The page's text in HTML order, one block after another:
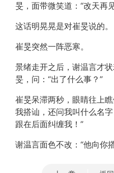
旻，面带微笑道：“改天再
这话明晃晃是对崔旻说的。
崔旻突然一阵恶寒。
景绪走开之后，谢温言才
旻，问：“出了什么事？”
崔旻呆滞两秒，眼睛往上
我搭讪，还问我叫什么名
跟在后面纠缠我！”
谢温言面色不改：“他向你